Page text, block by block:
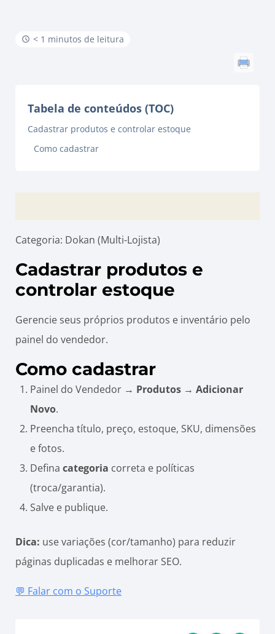
< 1 minutos de leitura
Tabela de conteúdos (TOC)
Cadastrar produtos e controlar estoque
Como cadastrar
Categoria: Dokan (Multi-Lojista)
Cadastrar produtos e
controlar estoque
Gerencie seus próprios produtos e inventário pelo
painel do vendedor.
Como cadastrar
Painel do Vendedor → Produtos → Adicionar
Novo.
Preencha título, preço, estoque, SKU, dimensões
e fotos.
Defina categoria correta e políticas
(troca/garantia).
Salve e publique.
Dica: use variações (cor/tamanho) para reduzir
páginas duplicadas e melhorar SEO.
💬 Falar com o Suporte